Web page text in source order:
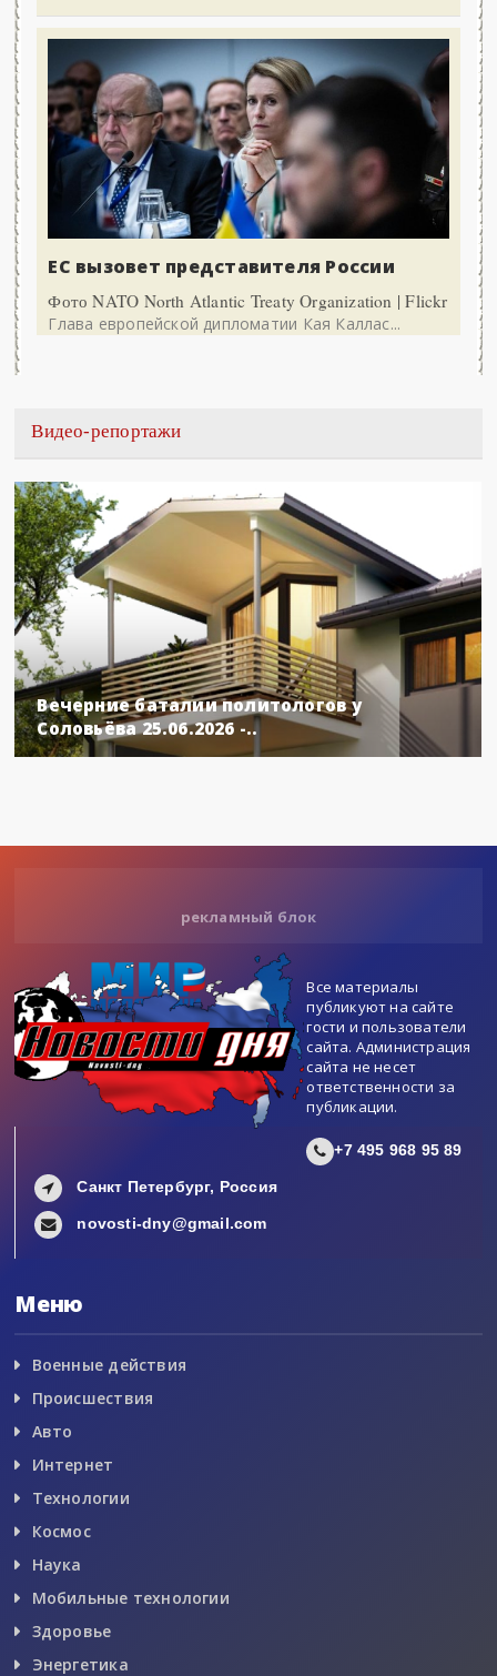
ЕС вызовет представителя России
Фото NATO North Atlantic Treaty Organization | Flickr
Глава европейской дипломатии Кая Каллас...
Видео-репортажи
Вечерние баталии политологов у
Соловьёва 25.06.2026 -..
рекламный блок
Все материалы
публикуют на сайте
гости и пользователи
сайта. Администрация
сайта не несет
ответственности за
публикации.
+7 495 968 95 89
Санкт Петербург, Россия
novosti-dny@gmail.com
Меню
Военные действия
Происшествия
Авто
Интернет
Технологии
Космос
Наука
Мобильные технологии
Здоровье
Энергетика